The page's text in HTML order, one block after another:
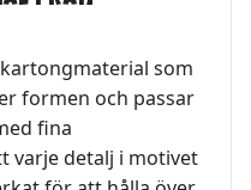
som
formen och passar
fina
varje detalj i motivet